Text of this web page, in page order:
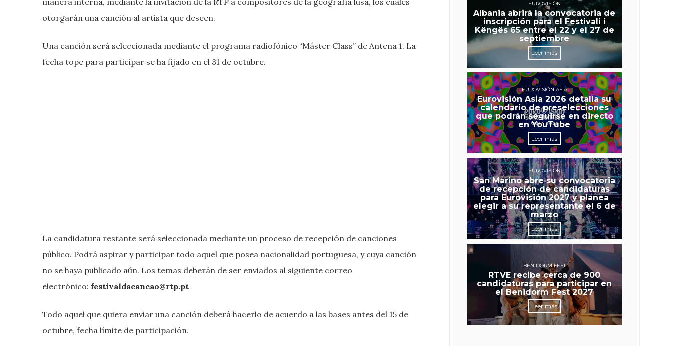
otorgarán una canción al artista que deseen.
Una canción será seleccionada mediante el programa radiofónico “Máster Class” de Antena 1. La
fecha tope para participar se ha fijado en el 31 de octubre.
La candidatura restante será seleccionada mediante un proceso de recepción de canciones
público. Podrá aspirar y participar todo aquel que posea nacionalidad portuguesa, y cuya canción
no se haya publicado aún. Los temas deberán de ser enviados al siguiente correo
electrónico: festivaldacancao@rtp.pt
Todo aquel que quiera enviar una canción deberá hacerlo de acuerdo a las bases antes del 15 de
octubre, fecha límite de participación.
EUROVISIÓN
Albania abrirá la convocatoria de
inscripción para el Festivali i
Këngës 65 entre el 22 y el 27 de
septiembre
Leer más
EUROVISIÓN ASIA
Eurovisión Asia 2026 detalla su
calendario de preselecciones
que podrán seguirse en directo
en YouTube
Leer más
EUROVISIÓN
San Marino abre su convocatoria
de recepción de candidaturas
para Eurovisión 2027 y planea
elegir a su representante el 6 de
marzo
Leer más
BENIDORM FEST
RTVE recibe cerca de 900
candidaturas para participar en
el Benidorm Fest 2027
Leer más